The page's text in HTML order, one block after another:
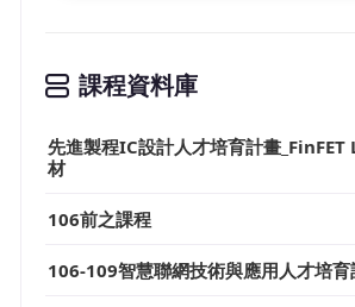
課程資料庫
先進製程IC設計人才培育計畫
材
106前之課程
106-109智慧聯網技術與應用人才培育